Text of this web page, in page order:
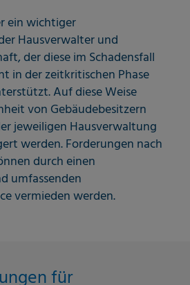
ein wichtiger
Hausverwalter und
der diese im Schadensfall
in der zeitkritischen Phase
Auf diese Weise
von Gebäudebesitzern
jeweiligen Hausverwaltung
werden. Forderungen nach
durch einen
umfassenden
vermieden werden.
für